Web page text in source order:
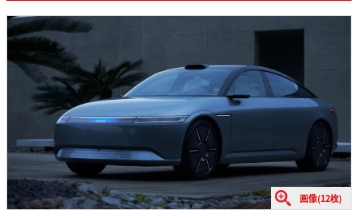
画像(12枚)